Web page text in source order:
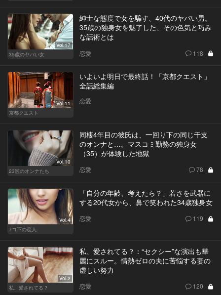
Vol.17
35歳のヤバい女
紳士な態度で女を騙す、40代のヤバい男。
35歳の独身女を魅了した、その色気と巧み
な話術とは
恋愛 118
Vol.11
京都クエスト
いよいよ明日で最終話！「京都クエスト」
全話総集編
恋愛
Vol.10
23区のオンナたち
同棲4年目の彼氏は、一回り下の同じ干支
のオンナと…。マスコミ勤務の独身女
（35）が体験した地獄
恋愛 78
Vol.4
7コ下の恋人
「自分の年齢、考えたら？」若さを武器に
する20代女から、鼻で笑われた34歳独身女
恋愛 119
Vol.2
私、愛されてる？
私、愛されてる？：“セクシー”な演出も華
麗にスルー。情熱ゼロの夫に苦悩する妻の
虚しい努力
恋愛 120